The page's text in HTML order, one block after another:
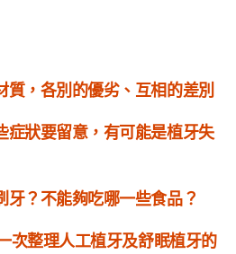
質，各別的優劣、互相的差別
症狀要留意，有可能是植牙失
？不能夠吃哪一些食品？
次整理人工植牙及舒眠植牙的